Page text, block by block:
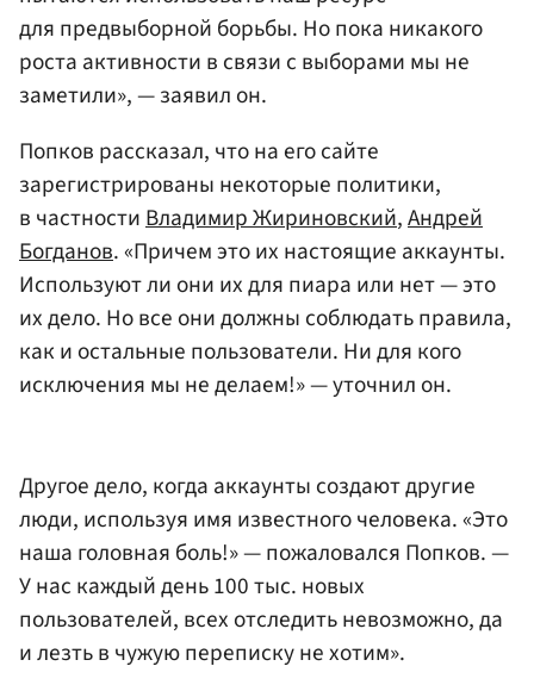
для предвыборной борьбы. Но пока никакого
роста активности в связи с выборами мы не
заметили», — заявил он.
Попков рассказал, что на его сайте
зарегистрированы некоторые политики,
в частностиВладимир Жириновский,Андрей
Богданов. «Причем это их настоящие аккаунты.
Используют ли они их для пиара или нет — это
их дело. Но все они должны соблюдать правила,
как и остальные пользователи. Ни для кого
исключения мы не делаем!» — уточнил он.
Другое дело, когда аккаунты создают другие
люди, используя имя известного человека. «Это
наша головная боль!» — пожаловался Попков. —
У нас каждый день 100 тыс. новых
пользователей, всех отследить невозможно, да
и лезть в чужую переписку не хотим».